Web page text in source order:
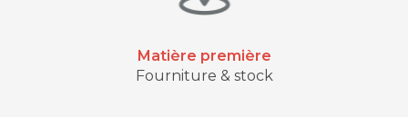
Matière première
Fourniture & stock